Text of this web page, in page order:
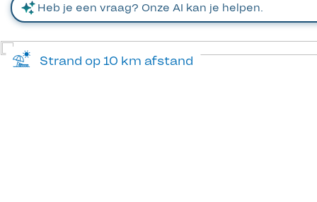
Strand op 10 km afstand